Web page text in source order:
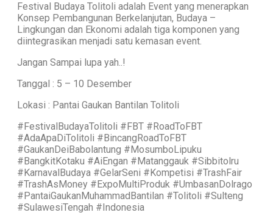
Festival Budaya Tolitoli adalah Event yang menerapkan
Konsep Pembangunan Berkelanjutan, Budaya –
Lingkungan dan Ekonomi adalah tiga komponen yang
diintegrasikan menjadi satu kemasan event.
Jangan Sampai lupa yah..!
Tanggal : 5 – 10 Desember
Lokasi : Pantai Gaukan Bantilan Tolitoli
#FestivalBudayaTolitoli #FBT #RoadToFBT
#AdaApaDiTolitoli #BincangRoadToFBT
#GaukanDeiBabolantung #MosumboLipuku
#BangkitKotaku #AiEngan #Matanggauk #Sibbitolru
#KarnavalBudaya #GelarSeni #Kompetisi #TrashFair
#TrashAsMoney #ExpoMultiProduk #UmbasanDolrago
#PantaiGaukanMuhammadBantilan #Tolitoli #Sulteng
#SulawesiTengah #Indonesia